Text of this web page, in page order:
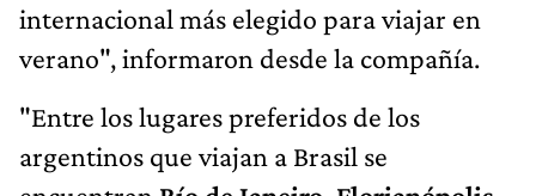
internacional más elegido para viajar en
verano", informaron desde la compañía.
"Entre los lugares preferidos de los
argentinos que viajan a Brasil se